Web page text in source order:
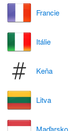
Francie
Itálie
Keňa
Litva
Maďarsko